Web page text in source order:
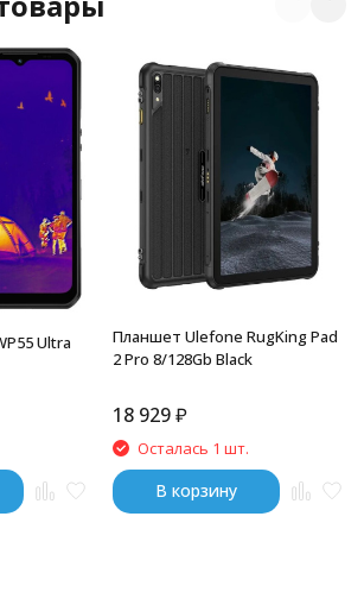
Ultra
Планшет Ulefone RugKing Pad
2 Pro 8/128Gb Black
18 929 ₽
Осталась 1 шт.
В корзину